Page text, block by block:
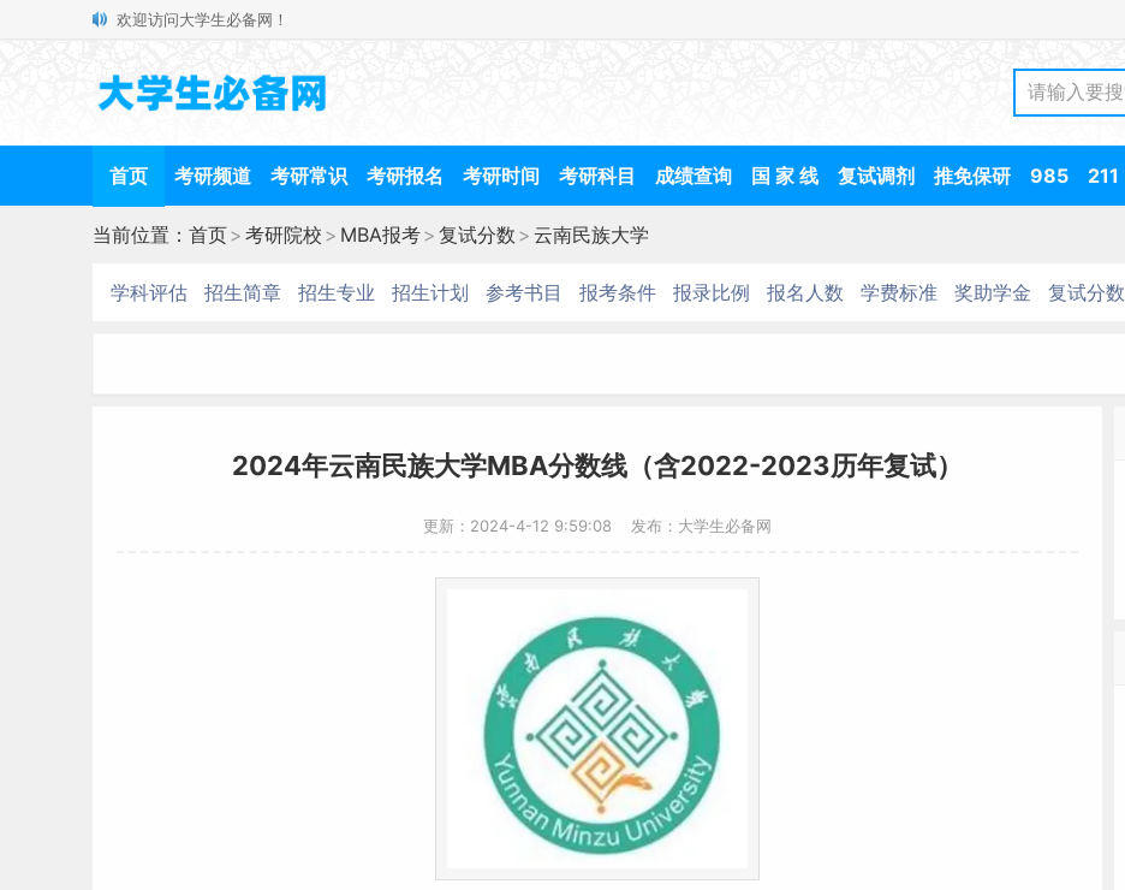
欢迎访问大学生必备网！
首页 考研频道 考研常识 考研报名 考研时间 考研科目 成绩查询 国 家 线 复试调剂 推免保研 985 211
当前位置： 首页> 考研院校 > MBA报考> 复试分数 > 云南民族大学
学科评估 招生简章 招生专业 招生计划 参考书目 报考条件 报录比例 报名人数 学费标准 奖助学金 复试分数
2024年云南民族大学MBA分数线（含2022-2023历年复试）
更新：2024-4-12 9:59:08 发布：大学生必备网